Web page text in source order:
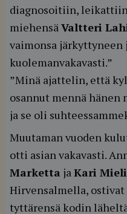
diagnosoitiin,
miehensäValtteri
vaimonsa järkyttyneen
kuolemanvakavasti.”
”Minä ajattelin, että
osannut mennä hänen
ja se oli
Muutaman vuoden
otti asian vakavasti.
Marketta jaKari
Hirvensalmella,
tyttärensä kodin